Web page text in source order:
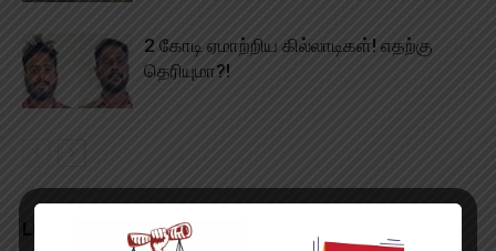
2 கோடி ஏமாற்றிய கில்லாடிகள்! எதற்கு
தெரியுமா?!
LEAVE A REPLY